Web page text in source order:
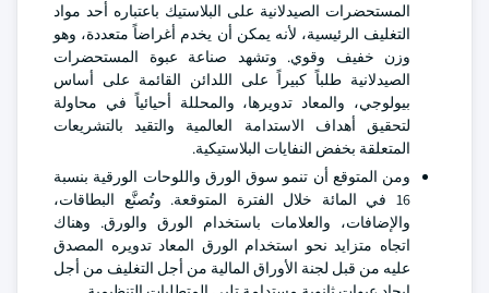
المستحضرات الصيدلانية على البلاستيك باعتباره أحد مواد
التغليف الرئيسية، لأنه يمكن أن يخدم أغراضاً متعددة، وهو
وزن خفيف وقوي. وتشهد صناعة عبوة المستحضرات
الصيدلانية طلباً كبيراً على اللدائن القائمة على أساس
بيولوجي، والمعاد تدويرها، والمحللة أحيائياً في محاولة
لتحقيق أهداف الاستدامة العالمية والتقيد بالتشريعات
المتعلقة بخفض النفايات البلاستيكية.
ومن المتوقع أن تنمو سوق الورق واللوحات الورقية بنسبة
16 في المائة خلال الفترة المتوقعة. وتُصنَّع البطاقات،
والإضافات، والعلامات باستخدام الورق والورق. وهناك
اتجاه متزايد نحو استخدام الورق المعاد تدويره المصدق
عليه من قبل لجنة الأوراق المالية من أجل التغليف من أجل